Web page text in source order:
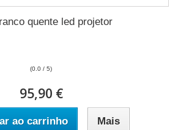
quente led projetor
(0.0 / 5)
95,90 €
ao carrinho Mais